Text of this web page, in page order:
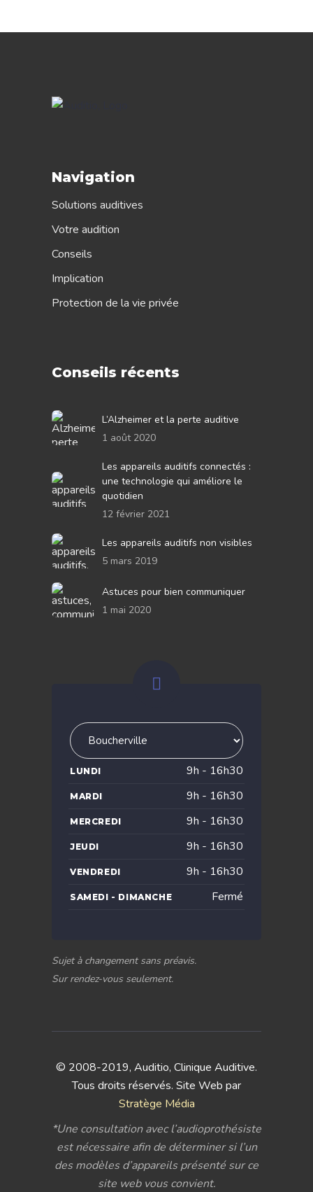
Navigation
Solutions auditives
Votre audition
Conseils
Implication
Protection de la vie privée
Conseils récents
L’Alzheimer et la perte auditive
1 août 2020
Les appareils auditifs connectés :
une technologie qui améliore le
quotidien
12 février 2021
Les appareils auditifs non visibles
5 mars 2019
Astuces pour bien communiquer
1 mai 2020
LUNDI 9h - 16h30
MARDI 9h - 16h30
MERCREDI 9h - 16h30
JEUDI 9h - 16h30
VENDREDI 9h - 16h30
SAMEDI - DIMANCHE Fermé
Sujet à changement sans préavis.
Sur rendez-vous seulement.
© 2008-2019, Auditio, Clinique Auditive.
Tous droits réservés. Site Web par
Stratège Média
*Une consultation avec l’audioprothésiste
est nécessaire afin de déterminer si l’un
des modèles d’appareils présenté sur ce
site web vous convient.